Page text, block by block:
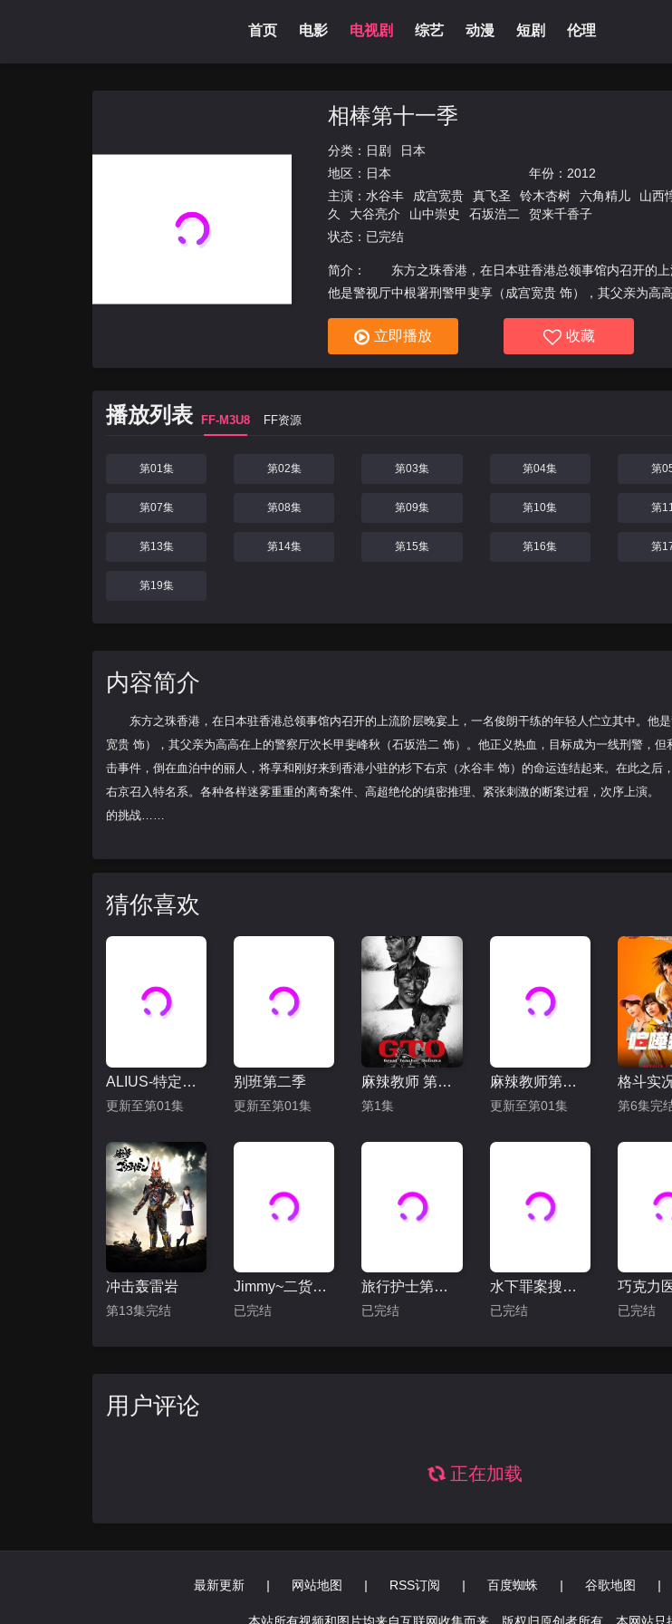
首页 电影 电视剧 综艺 动漫 短剧 伦理
相棒第十一季
分类： 日剧
日本
地区： 日本 年份： 2012
主演： 水谷丰 成宫宽贵 真飞圣 铃木杏树 六角精儿 山西
久
大谷亮介 山中崇史 石坂浩二
贺来千香子
状态：已完结
简介： 东方之珠香港，在日本驻香港总领事馆内召开的上
他是警视厅中根署刑警甲斐享（成宫宽贵 饰），其父亲为高
立即播放 收藏
播放列表 FF-M3U8 FF资源
第01集 第02集 第03集 第04集 第
第07集 第08集 第09集 第10集 第
第13集 第14集 第15集 第16集 第
第19集
内容简介
东方之珠香港，在日本驻香港总领事馆内召开的上流阶层晚宴上，一名俊朗干练的年轻人伫立其中。他
宽贵 饰），其父亲为高高在上的警察厅次长甲斐峰秋（石坂浩二 饰）。他正义热血，目标成为一线刑警，
击事件，倒在血泊中的丽人，将享和刚好来到香港小驻的杉下右京（水谷丰 饰）的命运连结起来。在此之后
右京召入特名系。各种各样迷雾重重的离奇案件、高超绝伦的缜密推理、紧张刺激的断案过程，次序上演
的挑战……
猜你喜欢
ALIUS-特定事件调查档案-
更新至第01集
别班第二季
更新至第01集
麻辣教师 第二季
第1集
麻辣教师第二季
更新至第01集 第6集完
冲击轰雷岩
第13集完结
Jimmy~二货般的真实故事~
已完结
旅行护士第二季
已完结
水下罪案搜查班
已完结
巧克力
已完结
用户评论
正在加载
最新更新 | 网站地图 | RSS订阅 | 百度蜘蛛 | 谷歌地图 |